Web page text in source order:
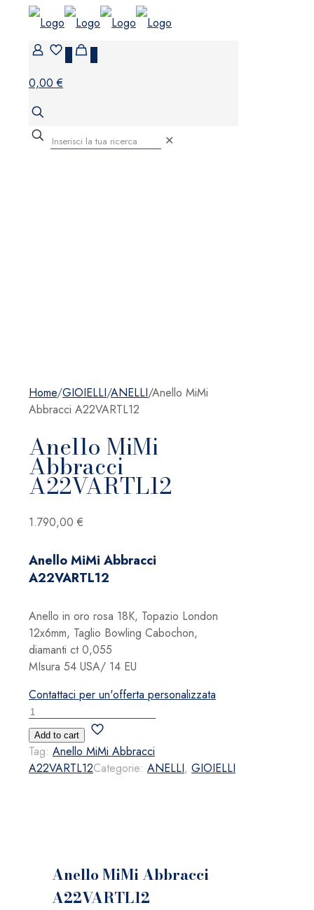
0,00 €
✕
Home/GIOIELLI/ANELLI/Anello MiMi
Abbracci A22VARTL12
Anello MiMi
Abbracci
A22VARTL12
1.790,00 €
Anello MiMi Abbracci
A22VARTL12
Anello in oro rosa 18K, Topazio London
12x6mm, Taglio Bowling Cabochon,
diamanti ct 0,055
MIsura 54 USA/ 14 EU
Contattaci per un'offerta personalizzata
Anello
MiMi
Abbracci
A22VARTL12
quantità
Add to cart
Tag: Anello MiMi Abbracci
A22VARTL12Categorie: ANELLI, GIOIELLI
Anello MiMi Abbracci
A22VARTL12